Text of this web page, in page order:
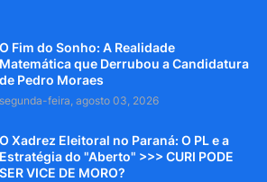
O Fim do Sonho: A Realidade
Matemática que Derrubou a Candidatura
de Pedro Moraes
segunda-feira, agosto 03, 2026
O Xadrez Eleitoral no Paraná: O PL e a
Estratégia do "Aberto" >>> CURI PODE
SER VICE DE MORO?